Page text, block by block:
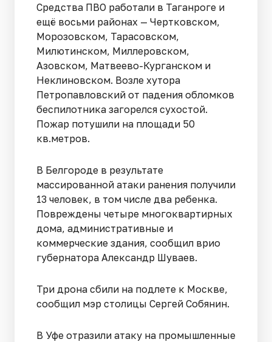
Средства ПВО работали в Таганроге и
ещё восьми районах — Чертковском,
Морозовском, Тарасовском,
Милютинском, Миллеровском,
Азовском, Матвеево-Курганском и
Неклиновском. Возле хутора
Петропавловский от падения обломков
беспилотника загорелся сухостой.
Пожар потушили на площади 50
кв.метров.
В Белгороде в результате
массированной атаки ранения получили
13 человек, в том числе два ребенка.
Повреждены четыре многоквартирных
дома, административные и
коммерческие здания, сообщил врио
губернатора Александр Шуваев.
Три дрона сбили на подлете к Москве,
сообщил мэр столицы Сергей Собянин.
В Уфе отразили атаку на промышленные